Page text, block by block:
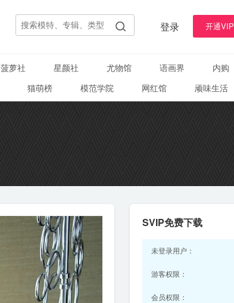
登录 开通VIP
菠萝社 星颜社 尤物馆 语画界
内购
猫萌榜 模范学院 网红馆 顽味生活
SVIP免费下载
未登录用户：
游客权限：
会员权限：